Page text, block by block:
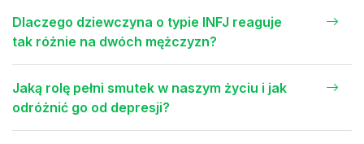
Dlaczego dziewczyna o typie INFJ reaguje
tak różnie na dwóch mężczyzn?
Jaką rolę pełni smutek w naszym życiu i jak
odróżnić go od depresji?